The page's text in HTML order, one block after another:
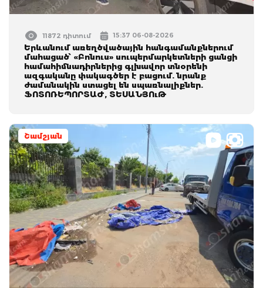
11872 դիտում 15:37 06-08-2026
Երևանում առեղծվածային հանգամանքներում
մահացած՝ «Բոնուս» սուպերմարկետների ցանցի
համահիմնադիրներից գլխավոր տնօրենի
ազգականը փակագծեր է բացում. նրանք
ժամանակին ստացել են սպառնալիքներ.
ՖՈՏՈՌԵՊՈՐՏԱԺ, ՏԵՍԱՆՅՈւԹ
Շամշյան